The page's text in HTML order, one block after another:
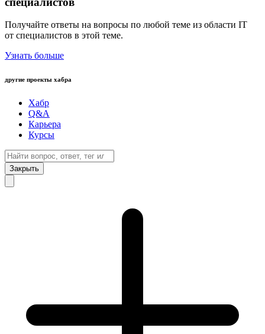
Получайте ответы на вопросы по любой теме из области IT
от специалистов в этой теме.
Узнать больше
другие проекты хабра
Хабр
Q&A
Карьера
Курсы
Закрыть